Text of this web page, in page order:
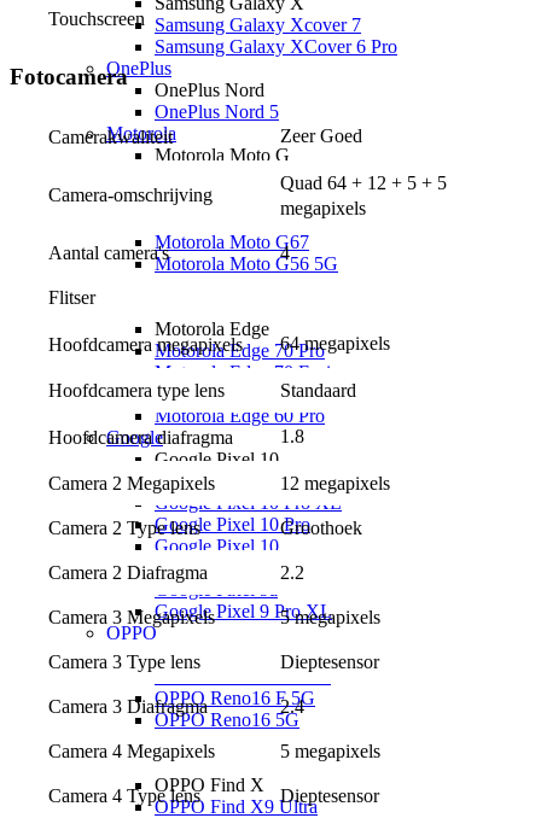
Samsung Galaxy Xcover 7
Samsung Galaxy XCover 6 Pro
OnePlus
OnePlus Nord
OnePlus Nord 5
Motorola
Motorola Moto G
Motorola Moto G87 5G
Motorola Moto G86 5G
Motorola Moto G77
Motorola Moto G67
Motorola Moto G56 5G
Motorola Edge
Motorola Edge 70 Pro
Motorola Edge 70 Fusion
Motorola Edge 70
Motorola Edge 60 Pro
Google
Google Pixel 10
Google Pixel 10a
Google Pixel 10 Pro XL
Google Pixel 10 Pro
Google Pixel 10
Google Pixel 9
Google Pixel 9a
Google Pixel 9 Pro XL
OPPO
OPPO Reno
OPPO Reno16 Pro 5G
OPPO Reno16 F 5G
OPPO Reno16 5G
OPPO Reno15 Pro 5G
OPPO Reno14 5G
OPPO Find X
OPPO Find X9 Ultra
Touchscreen
Fotocamera
Camerakwaliteit Zeer Goed
Camera-omschrijving
Quad 64 + 12 + 5 + 5
megapixels
Aantal camera's 4
Flitser
Hoofdcamera megapixels 64 megapixels
Hoofdcamera type lens Standaard
Hoofdcamera diafragma 1.8
Camera 2 Megapixels 12 megapixels
Camera 2 Type lens Groothoek
Camera 2 Diafragma 2.2
Camera 3 Megapixels 5 megapixels
Camera 3 Type lens Dieptesensor
Camera 3 Diafragma 2.4
Camera 4 Megapixels 5 megapixels
Camera 4 Type lens Dieptesensor